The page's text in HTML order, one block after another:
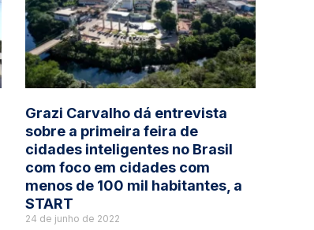
Grazi Carvalho dá entrevista
sobre a primeira feira de
cidades inteligentes no Brasil
com foco em cidades com
menos de 100 mil habitantes, a
START
24 de junho de 2022